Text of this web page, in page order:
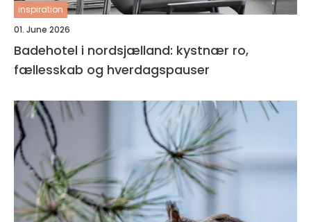
inspiration
01. June 2026
Badehotel i nordsjælland: kystnær ro,
fællesskab og hverdagspauser